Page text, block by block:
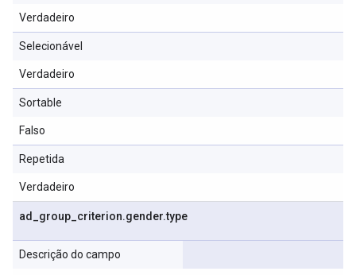
Verdadeiro
Selecionável
Verdadeiro
Sortable
Falso
Repetida
Verdadeiro
ad group criterion.gender.type
Descrição do campo